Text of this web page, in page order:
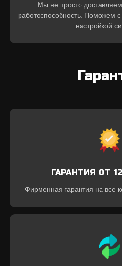
Мы не просто
работоспособность. Поможем
настройкой
ГАРАНТИЯ ОТ
Фирменная гарантия на все